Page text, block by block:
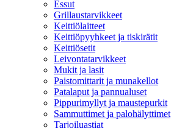
Essut
Grillaustarvikkeet
Keittiölaitteet
Keittiöpyyhkeet ja tiskirätit
Keittiösetit
Leivontatarvikkeet
Mukit ja lasit
Paistomittarit ja munakellot
Patalaput ja pannualuset
Pippurimyllyt ja maustepurkit
Sammuttimet ja palohälyttimet
Tarjoiluastiat